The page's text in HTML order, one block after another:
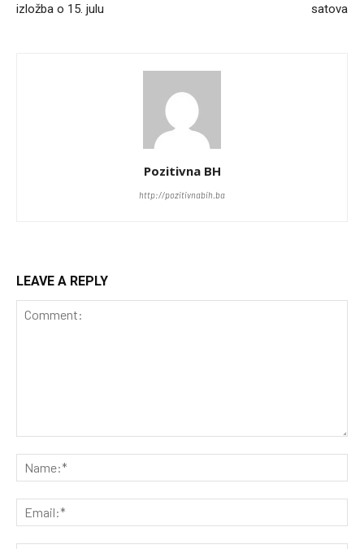
izložba o 15. julu
satova
Pozitivna BH
http://pozitivnabih.ba
LEAVE A REPLY